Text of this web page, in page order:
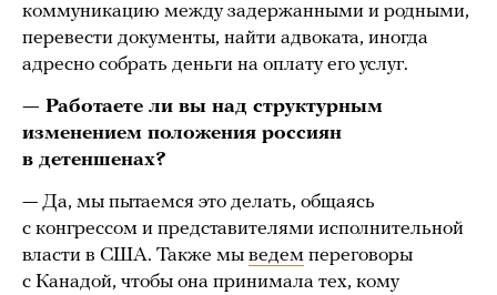
коммуникацию между задержанными и родными,
перевести документы, найти адвоката, иногда
адресно собрать деньги на оплату его услуг.
— Работаете ли вы над структурным
изменением положения россиян
в детеншенах?
— Да, мы пытаемся это делать, общаясь
с конгрессом и представителями исполнительной
власти в США. Также мы ведем переговоры
с Канадой, чтобы она принимала тех, кому